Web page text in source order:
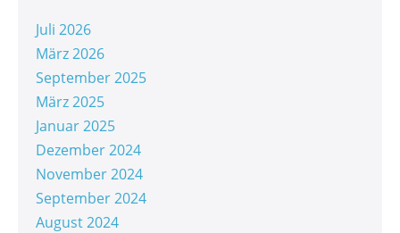
Juli 2026
März 2026
September 2025
März 2025
Januar 2025
Dezember 2024
November 2024
September 2024
August 2024